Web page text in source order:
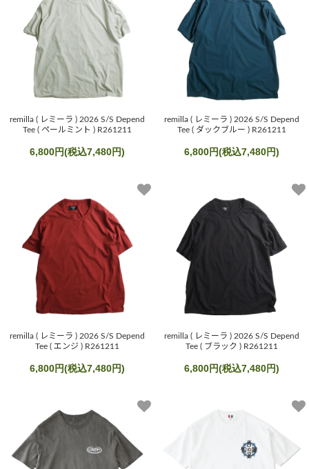
remilla ( レミーラ ) 2026 S/S Depend
Tee ( ペールミント ) R261211
6,800円(税込7,480円)
remilla ( レミーラ ) 2026 S/S Depend
Tee ( ダックブルー ) R261211
6,800円(税込7,480円)
remilla ( レミーラ ) 2026 S/S Depend
Tee ( エンジ ) R261211
6,800円(税込7,480円)
remilla ( レミーラ ) 2026 S/S Depend
Tee ( ブラック ) R261211
6,800円(税込7,480円)